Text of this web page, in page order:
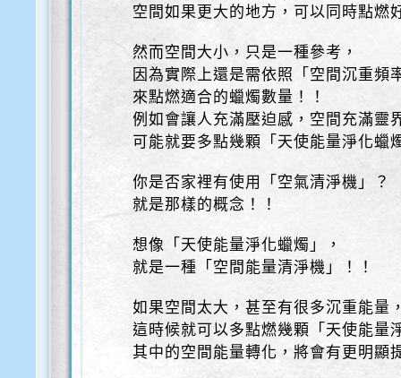
空間如果更大的地方，可以同時點燃
然而空間大小，只是一種參考，
因為實際上還是需依照「空間沉重頻
來點燃適合的蠟燭數量！！
例如會讓人充滿壓迫感，空間充滿靈
可能就要多點幾顆「天使能量淨化蠟
你是否家裡有使用「空氣清淨機」？
就是那樣的概念！！
想像「天使能量淨化蠟燭」，
就是一種「空間能量清淨機」！！
如果空間太大，甚至有很多沉重能量
這時候就可以多點燃幾顆「天使能量
其中的空間能量轉化，將會有更明顯